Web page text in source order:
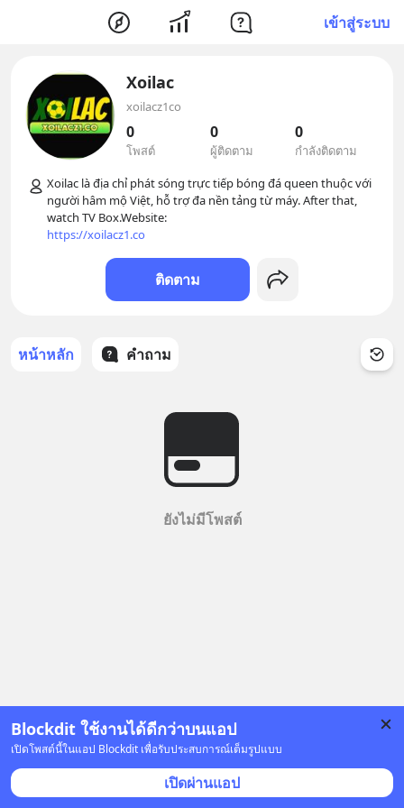
เข้าสู่ระบบ
Blockdit ใช้งานได้ดีกว่าบนแอป
เปิดโพสต์นี้ในแอป Blockdit เพื่อรับประสบการณ์เต็มรูปแบบ
เปิดผ่านแอป
Xoilac
xoilacz1co
0
โพสต์
0
ผู้ติดตาม
0
กำลังติดตาม
Xoilac là địa chỉ phát sóng trực tiếp bóng đá queen thuộc với
người hâm mộ Việt, hỗ trợ đa nền tảng từ máy. After that,
https://xoilacz1.co
ติดตาม
หน้าหลัก คำถาม
ยังไม่มีโพสต์